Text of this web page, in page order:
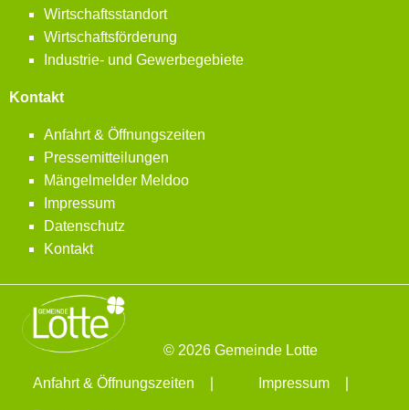
Wirtschaftsstandort
Wirtschaftsförderung
Industrie- und Gewerbegebiete
Kontakt
Anfahrt & Öffnungszeiten
Pressemitteilungen
Mängelmelder Meldoo
Impressum
Datenschutz
Kontakt
© 2026 Gemeinde Lotte
Anfahrt & Öffnungszeiten Impressum